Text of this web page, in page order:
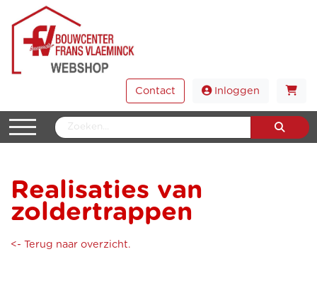
Contact Inloggen
Realisaties van
zoldertrappen
<- Terug naar overzicht.